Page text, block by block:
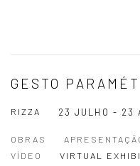
GESTO
RIZZA 23 JULHO - 23
OBRAS
VÍDEO
VIRTUAL